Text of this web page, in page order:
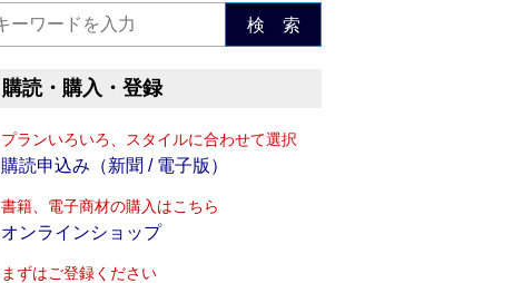
検 索
購読・購入・登録
プランいろいろ、スタイルに合わせて選択
購読申込み（新聞 / 電子版）
書籍、電子商材の購入はこちら
オンラインショップ
まずはご登録ください